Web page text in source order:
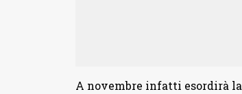
A novembre infatti esordirà la